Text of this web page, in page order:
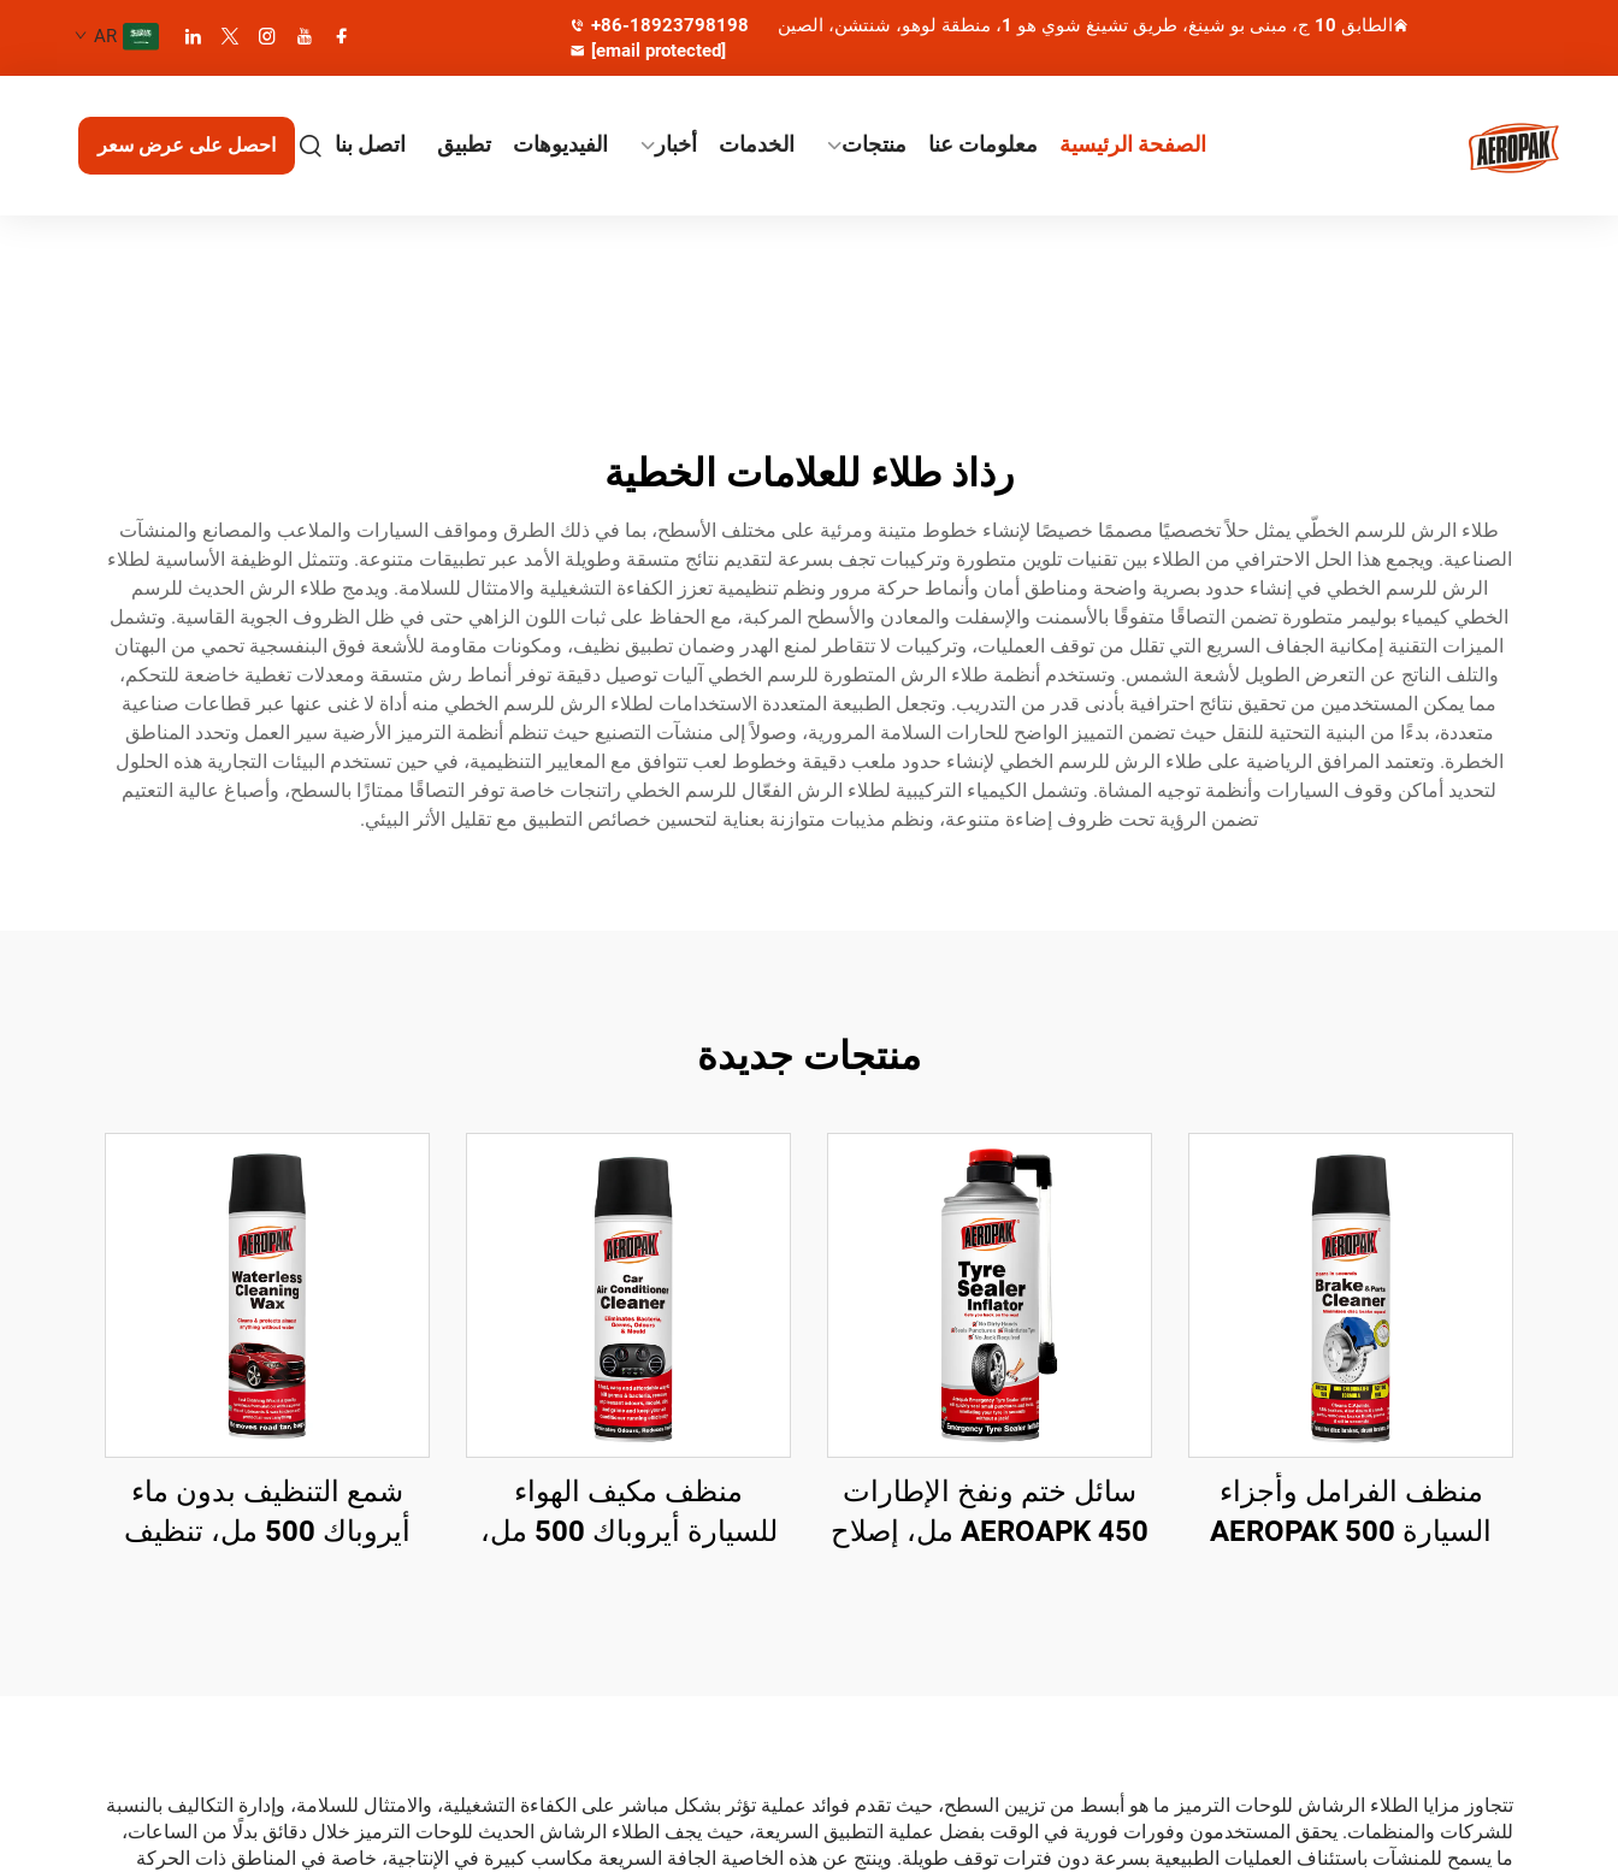
الطابق 10 ج، مبنى بو شينغ، طريق تشينغ شوي هو 1، منطقة لوهو، شنتشن، الصين
+86-18923798198
[email protected]
AR
الصفحة الرئيسية معلومات عنا منتجات الخدمات أخبار الفيديوهات تطبيق اتصل بنا احصل على عرض سعر
رذاذ طلاء للعلامات الخطية
طلاء الرش للرسم الخطّي يمثل حلاً تخصصيًا مصممًا خصيصًا لإنشاء خطوط متينة ومرئية على مختلف الأسطح، بما في ذلك الطرق ومواقف السيارات والملاعب والمصانع والمنشآت
الصناعية. ويجمع هذا الحل الاحترافي من الطلاء بين تقنيات تلوين متطورة وتركيبات تجف بسرعة لتقديم نتائج متسقة وطويلة الأمد عبر تطبيقات متنوعة. وتتمثل الوظيفة الأساسية لطلاء
الرش للرسم الخطي في إنشاء حدود بصرية واضحة ومناطق أمان وأنماط حركة مرور ونظم تنظيمية تعزز الكفاءة التشغيلية والامتثال للسلامة. ويدمج طلاء الرش الحديث للرسم
الخطي كيمياء بوليمر متطورة تضمن التصاقًا متفوقًا بالأسمنت والإسفلت والمعادن والأسطح المركبة، مع الحفاظ على ثبات اللون الزاهي حتى في ظل الظروف الجوية القاسية. وتشمل
الميزات التقنية إمكانية الجفاف السريع التي تقلل من توقف العمليات، وتركيبات لا تتقاطر لمنع الهدر وضمان تطبيق نظيف، ومكونات مقاومة للأشعة فوق البنفسجية تحمي من البهتان
والتلف الناتج عن التعرض الطويل لأشعة الشمس. وتستخدم أنظمة طلاء الرش المتطورة للرسم الخطي آليات توصيل دقيقة توفر أنماط رش متسقة ومعدلات تغطية خاضعة للتحكم،
مما يمكن المستخدمين من تحقيق نتائج احترافية بأدنى قدر من التدريب. وتجعل الطبيعة المتعددة الاستخدامات لطلاء الرش للرسم الخطي منه أداة لا غنى عنها عبر قطاعات صناعية
متعددة، بدءًا من البنية التحتية للنقل حيث تضمن التمييز الواضح للحارات السلامة المرورية، وصولاً إلى منشآت التصنيع حيث تنظم أنظمة الترميز الأرضية سير العمل وتحدد المناطق
الخطرة. وتعتمد المرافق الرياضية على طلاء الرش للرسم الخطي لإنشاء حدود ملعب دقيقة وخطوط لعب تتوافق مع المعايير التنظيمية، في حين تستخدم البيئات التجارية هذه الحلول
لتحديد أماكن وقوف السيارات وأنظمة توجيه المشاة. وتشمل الكيمياء التركيبية لطلاء الرش الفعّال للرسم الخطي راتنجات خاصة توفر التصاقًا ممتازًا بالسطح، وأصباغ عالية التعتيم
تضمن الرؤية تحت ظروف إضاءة متنوعة، ونظم مذيبات متوازنة بعناية لتحسين خصائص التطبيق مع تقليل الأثر البيئي.
منتجات جديدة
منظف الفرامل وأجزاء
السيارة AEROPAK 500
سائل ختم ونفخ الإطارات
AEROAPK 450 مل، إصلاح
منظف مكيف الهواء
للسيارة أيروباك 500 مل،
شمع التنظيف بدون ماء
أيروباك 500 مل، تنظيف
تتجاوز مزايا الطلاء الرشاش للوحات الترميز ما هو أبسط من تزيين السطح، حيث تقدم فوائد عملية تؤثر بشكل مباشر على الكفاءة التشغيلية، والامتثال للسلامة، وإدارة التكاليف بالنسبة
للشركات والمنظمات. يحقق المستخدمون وفورات فورية في الوقت بفضل عملية التطبيق السريعة، حيث يجف الطلاء الرشاش الحديث للوحات الترميز خلال دقائق بدلًا من الساعات،
ما يسمح للمنشآت باستئناف العمليات الطبيعية بسرعة دون فترات توقف طويلة. وينتج عن هذه الخاصية الجافة السريعة مكاسب كبيرة في الإنتاجية، خاصة في المناطق ذات الحركة